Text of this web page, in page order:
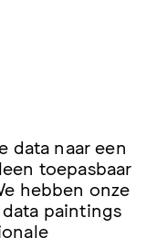
data naar een
toepasbaar
hebben onze
paintings